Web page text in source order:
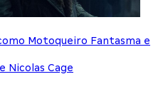
Motoqueiro Fantasma e
Nicolas Cage